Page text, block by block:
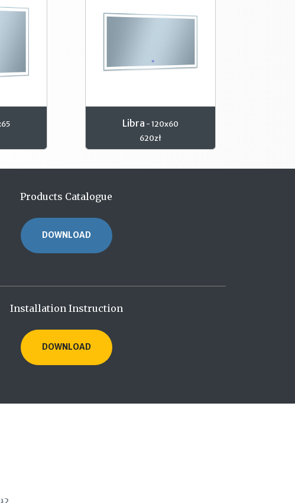
Libra - 120x60
620zł
Products Catalogue
DOWNLOAD
Installation Instruction
DOWNLOAD